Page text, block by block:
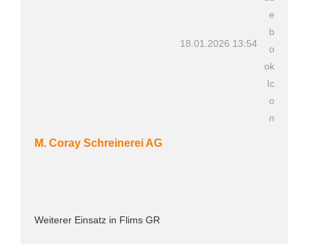
18.01.2026 13:54
M. Coray Schreinerei AG
Weiterer Einsatz in Flims GR